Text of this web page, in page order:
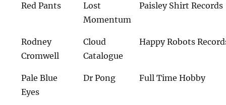
Red Pants
Lost
Momentum
Paisley Shirt Records
Rodney
Cromwell
Cloud
Catalogue
Happy Robots
Pale Blue
Eyes
Dr Pong Full Time Hobby